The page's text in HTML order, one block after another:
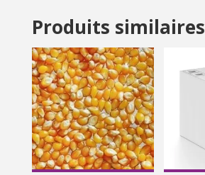
Produits similaires